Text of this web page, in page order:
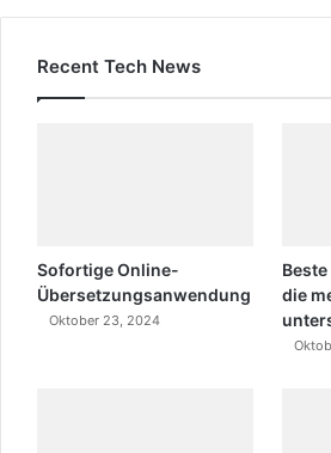
Recent Tech News
Sofortige Online-
Übersetzungsanwendung
Oktober 23, 2024
die